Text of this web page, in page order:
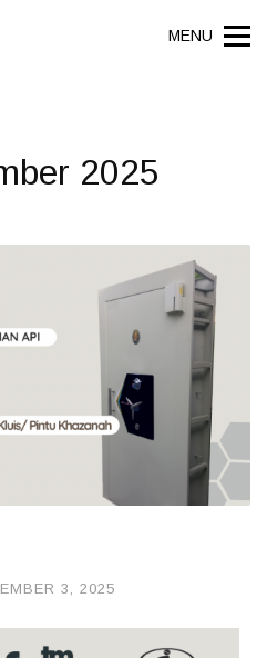
MENU
2025
3, 2025